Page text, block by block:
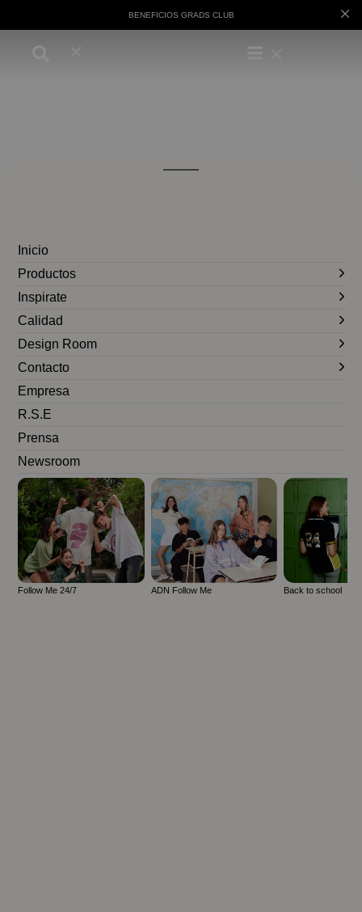
BENEFICIOS GRADS CLUB
Inicio
Productos
Inspirate
Calidad
Design Room
Contacto
Empresa
R.S.E
Prensa
Newsroom
Follow Me 24/7 ADN Follow Me Back to school